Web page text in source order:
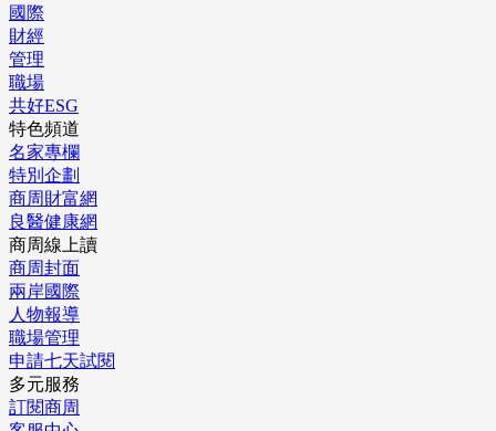
國際
財經
管理
職場
共好ESG
特色頻道
名家專欄
特別企劃
商周財富網
良醫健康網
商周線上讀
商周封面
兩岸國際
人物報導
職場管理
申請七天試閱
多元服務
訂閱商周